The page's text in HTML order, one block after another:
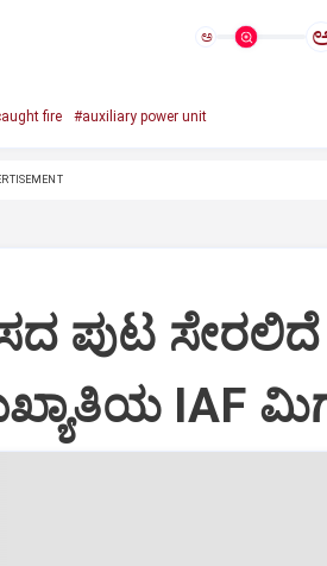
ಅ
fire #auxiliary power unit
ಪುಟ ಸೇರಲಿದೆ
IAF